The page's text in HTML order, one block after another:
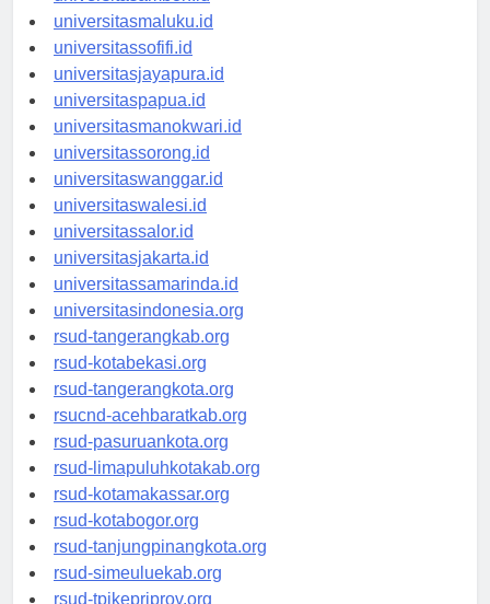
universitasambon.id
universitasmaluku.id
universitassofifi.id
universitasjayapura.id
universitaspapua.id
universitasmanokwari.id
universitassorong.id
universitaswanggar.id
universitaswalesi.id
universitassalor.id
universitasjakarta.id
universitassamarinda.id
universitasindonesia.org
rsud-tangerangkab.org
rsud-kotabekasi.org
rsud-tangerangkota.org
rsucnd-acehbaratkab.org
rsud-pasuruankota.org
rsud-limapuluhkotakab.org
rsud-kotamakassar.org
rsud-kotabogor.org
rsud-tanjungpinangkota.org
rsud-simeuluekab.org